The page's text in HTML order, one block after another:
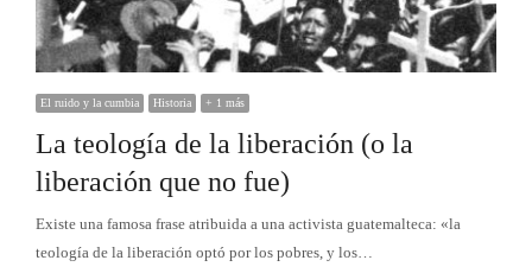
El ruido y la cumbia Historia + 1 más
La teología de la liberación (o la
liberación que no fue)
Existe una famosa frase atribuida a una activista guatemalteca: «la
teología de la liberación optó por los pobres, y los…